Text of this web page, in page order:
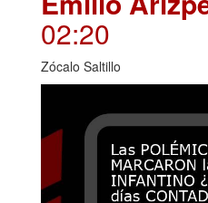
02:20
Zócalo Saltillo